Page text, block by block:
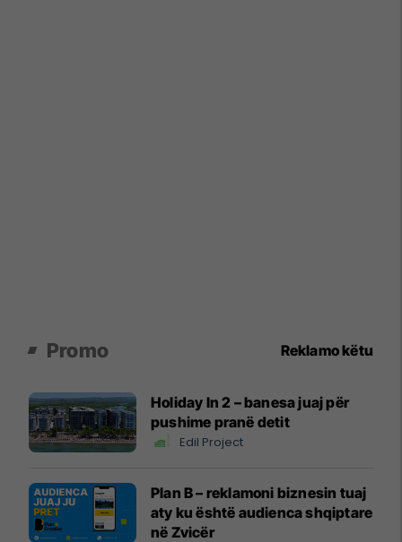
Promo Reklamo këtu
Holiday In 2 – banesa juaj për
pushime pranë detit
Edil Project
Plan B – reklamoni biznesin tuaj
aty ku është audienca shqiptare
në Zvicër